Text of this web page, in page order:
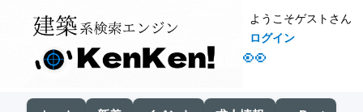
👀
ようこそゲストさん
ログイン